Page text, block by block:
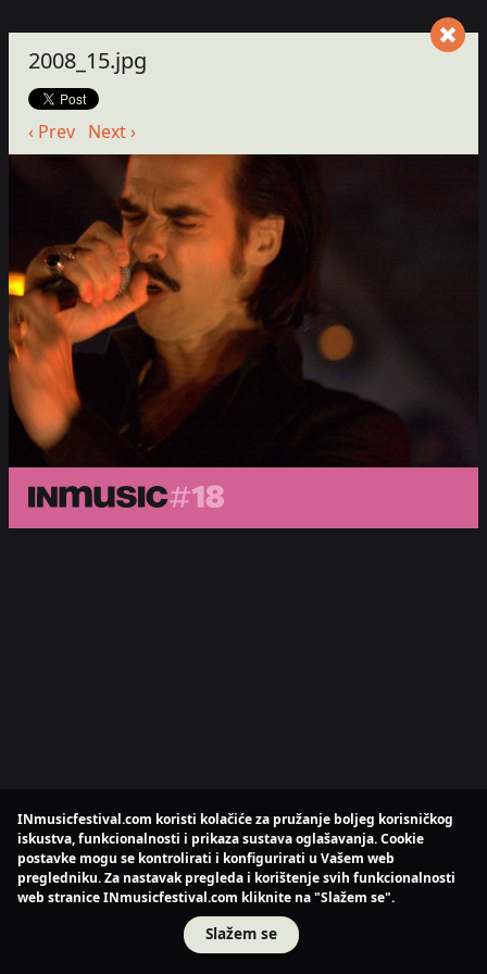
2008_15.jpg
‹ Prev Next ›
INmusicfestival.com koristi kolačiće za pružanje boljeg korisničkog
iskustva, funkcionalnosti i prikaza sustava oglašavanja. Cookie
postavke mogu se kontrolirati i konfigurirati u Vašem web
pregledniku. Za nastavak pregleda i korištenje svih funkcionalnosti
web stranice INmusicfestival.com kliknite na "Slažem se".
Slažem se